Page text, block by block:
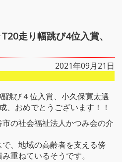
走り幅跳び4位入賞、
2021年09月21日
跳び４位入賞、小久保寛太選
、おめでとうございます！！
の社会福祉法人かつみ会の介
、地域の高齢者を支える傍
重ねているそうです。